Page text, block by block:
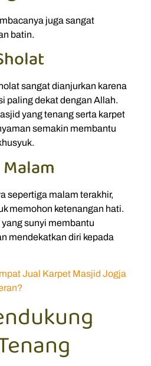
juga sangat
batin.
sangat dianjurkan karena
paling dekat dengan Allah.
yang tenang serta karpet
semakin membantu
sepertiga malam terakhir,
memohon ketenangan hati.
sunyi membantu
mendekatkan diri kepada
Jual Karpet Masjid Jogja